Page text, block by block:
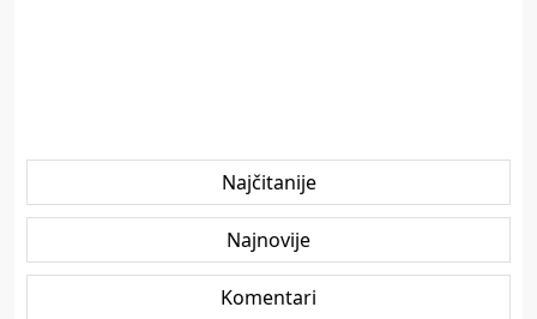
Najčitanije
Najnovije
Komentari